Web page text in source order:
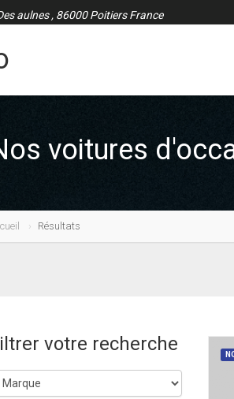
aulnes , 86000 Poitiers France
voitures
Résultats
votre recherche